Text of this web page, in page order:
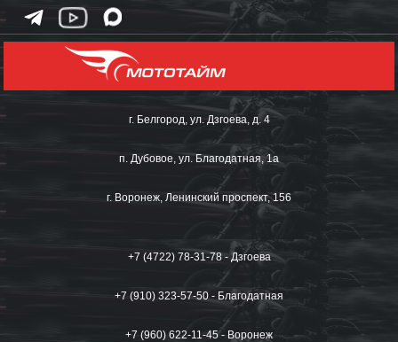
г. Белгород, ул. Дзгоева, д. 4
п. Дубовое, ул. Благодатная, 1а
г. Воронеж, Ленинский проспект, 156
+7 (4722) 78-31-78 - Дзгоева
+7 (910) 323-57-50 - Благодатная
+7 (960) 622-11-45 - Воронеж